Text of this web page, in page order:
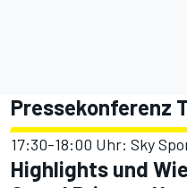
Pressekonferenz
17:30-18:00 Uhr: Sky
Highlights und